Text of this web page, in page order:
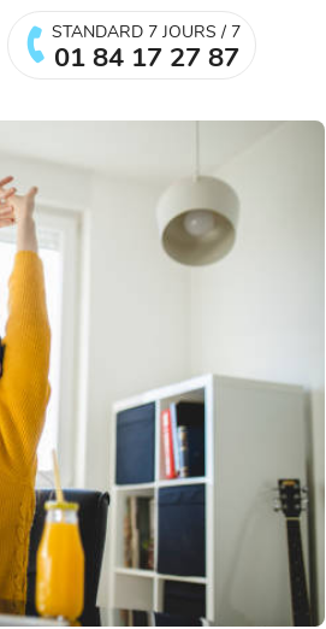
STANDARD 7 JOURS / 7
01 84 17 27 87